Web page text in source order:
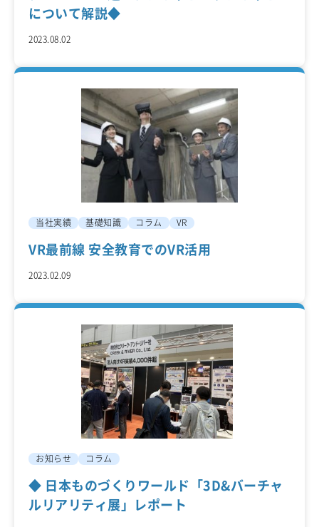
について解説◆
2023.08.02
当社実績 基礎知識 コラム VR
VR最前線 安全教育でのVR活用
2023.02.09
お知らせ コラム
◆ 日本ものづくりワールド「3D&バーチャ
ルリアリティ展」レポート